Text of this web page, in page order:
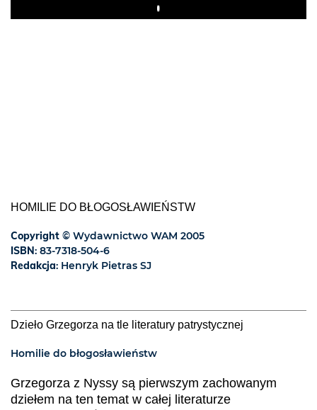
Play
HOMILIE DO BŁOGOSŁAWIEŃSTW
Copyright © Wydawnictwo WAM 2005
ISBN: 83-7318-504-6
Redakcja: Henryk Pietras SJ
Dzieło Grzegorza na tle literatury patrystycznej
Homilie do błogosławieństw
Grzegorza z Nyssy są pierwszym zachowanym
dziełem na ten temat w całej literaturze